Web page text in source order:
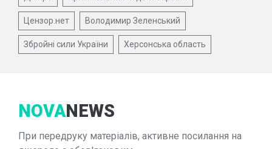
Цензор.нет Володимир Зеленський
Збройні сили України Херсонська область
NOVANEWS
При передруку матеріалів, активне посилання на